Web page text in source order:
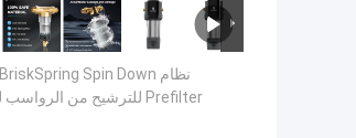
نظام BriskSpring Spin Down
Prefilter للترشيح من الرواسب للمنزل بأكمله